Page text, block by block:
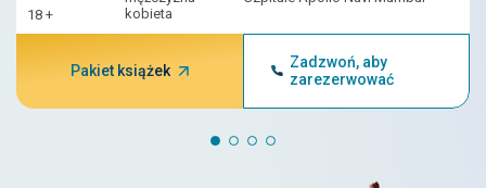
18 +
kobieta
Pakiet książek
Zadzwoń, aby
zarezerwować